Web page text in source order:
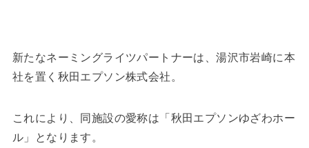
新たなネーミングライツパートナーは、湯沢市岩崎に本
社を置く秋田エプソン株式会社。
これにより、同施設の愛称は「秋田エプソンゆざわホー
ル」となります。